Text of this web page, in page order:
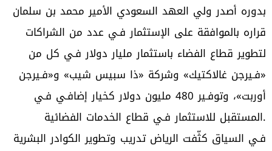
بدوره أصدر ولي العهد السعودي الأمير محمد بن سلمان
قراره بالموافقة على الإستثمار فـي عدد من الشراكات
لتطوير قطاع الفضاء باستثمار مليار دولار فـي كل من
«فـيرجن غالاكتيك» وشركة «ذا سبيس شيب» و«فـيرجن
أوربت»، وتوفـير 480 مليون دولار كخيار إضافـي فـي
المستقبل للاستثمار فـي قطاع الخدمات الفضائية.
فـي السياق كثّفت الرياض تدريب وتطوير الكوادر البشرية